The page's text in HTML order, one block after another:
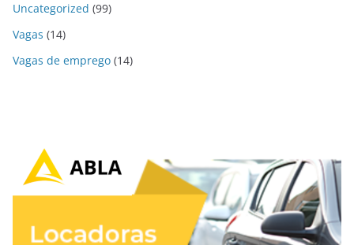
Uncategorized (99)
Vagas (14)
Vagas de emprego (14)